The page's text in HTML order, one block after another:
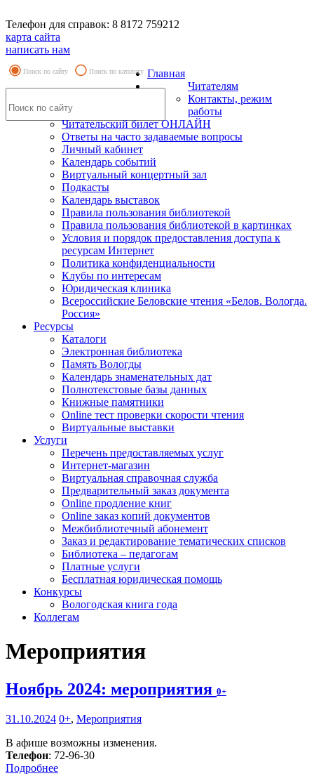
Телефон для справок: 8 8172 759212
карта сайта
написать нам
Поиск по сайту Поиск по каталогу Главная
Читателям
Контакты, режим
работы
Читательский билет ОНЛАЙН
Ответы на часто задаваемые вопросы
Личный кабинет
Календарь событий
Виртуальный концертный зал
Подкасты
Календарь выставок
Правила пользования библиотекой
Правила пользования библиотекой в картинках
Условия и порядок предоставления доступа к
ресурсам Интернет
Политика конфиденциальности
Клубы по интересам
Юридическая клиника
Всероссийские Беловские чтения «Белов. Вологда.
Россия»
Ресурсы
Каталоги
Электронная библиотека
Память Вологды
Календарь знаменательных дат
Полнотекстовые базы данных
Книжные памятники
Online тест проверки скорости чтения
Виртуальные выставки
Услуги
Перечень предоставляемых услуг
Интернет-магазин
Виртуальная справочная служба
Предварительный заказ документа
Online продление книг
Online заказ копий документов
Межбиблиотечный абонемент
Заказ и редактирование тематических списков
Библиотека – педагогам
Платные услуги
Бесплатная юридическая помощь
Конкурсы
Вологодская книга года
Коллегам
Мероприятия
Ноябрь 2024: мероприятия 0+
31.10.2024 0+, Мероприятия
В афише возможны изменения.
Телефон: 72-96-30
Подробнее